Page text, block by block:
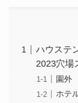
ハウステ
2023穴場
園外
ホテ